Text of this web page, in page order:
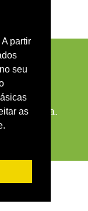
partir
seu
as
de Mêda.